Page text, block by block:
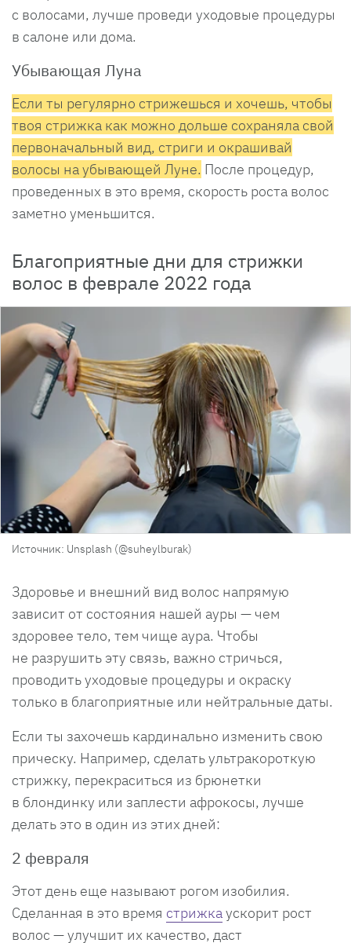
с волосами, лучше проведи уходовые процедуры
в салоне или дома.
Убывающая Луна
Если ты регулярно стрижешься и хочешь, чтобы
твоя стрижка как можно дольше сохраняла свой
первоначальный вид, стриги и окрашивай
волосы на убывающей Луне. После процедур,
проведенных в это время, скорость роста волос
заметно уменьшится.
Благоприятные дни для стрижки
волос в феврале 2022 года
Источник: Unsplash (@suheylburak)
Здоровье и внешний вид волос напрямую
зависит от состояния нашей ауры — чем
здоровее тело, тем чище аура. Чтобы
не разрушить эту связь, важно стричься,
проводить уходовые процедуры и окраску
только в благоприятные или нейтральные даты.
Если ты захочешь кардинально изменить свою
прическу. Например, сделать ультракороткую
стрижку, перекраситься из брюнетки
в блондинку или заплести афрокосы, лучше
делать это в один из этих дней:
2 февраля
Этот день еще называют рогом изобилия.
Сделанная в это время стрижкаускорит рост
волос — улучшит их качество, даст